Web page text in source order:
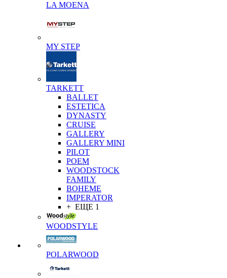
LA MOENA
MY STEP
TARKETT
BALLET
ESTETICA
DYNASTY
CRUISE
GALLERY
GALLERY MINI
PILOT
POEM
WOODSTOCK
FAMILY
BOHEME
IMPERATOR
+ ЕЩЕ 1
WOODSTYLE
POLARWOOD